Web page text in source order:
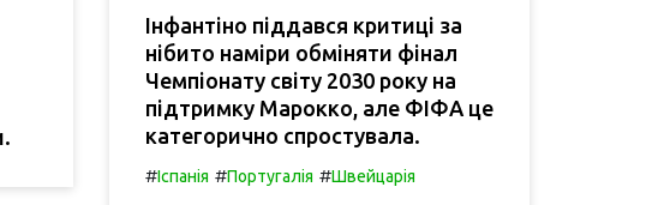
Інфантіно піддався критиці за
нібито наміри обміняти фінал
Чемпіонату світу 2030 року на
підтримку Марокко, але ФІФА це
категорично спростувала.
#Іспанія #Португалія #Швейцарія